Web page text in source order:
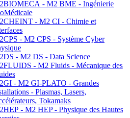
- M2 BME - Ingénierie
- M2 CI - Chimie et
- M2 CPS - Système Cyber
- M2 DS - Data Science
- M2 Fluids - Mécanique des
- M2 GI-PLATO - Grandes
- Plasmas, Lasers,
Tokamaks
- M2 HEP - Physique des Hautes